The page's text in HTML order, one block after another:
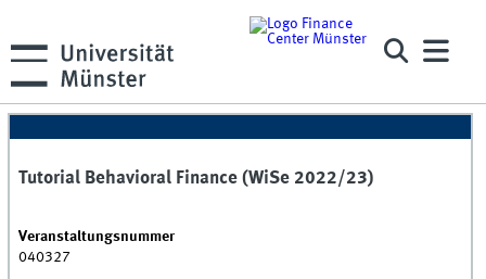
Tutorial Behavioral Finance (WiSe 2022/23)
Veranstaltungsnummer
040327